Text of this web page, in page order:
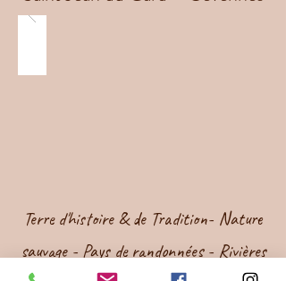
Terre d'histoire & de Tradition- Nature
sauvage - Pays de randonnées - Rivières